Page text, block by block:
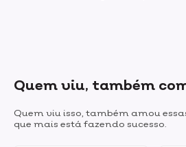
Quem viu, também
Quem viu isso, também amou
que mais está fazendo sucesso.